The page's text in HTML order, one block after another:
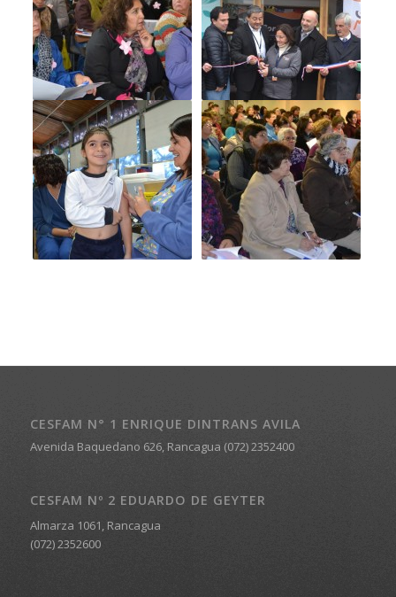
CESFAM N° 1 ENRIQUE DINTRANS AVILA
Avenida Baquedano 626, Rancagua (072) 2352400
CESFAM Nº 2 EDUARDO DE GEYTER
Almarza 1061, Rancagua
(072) 2352600